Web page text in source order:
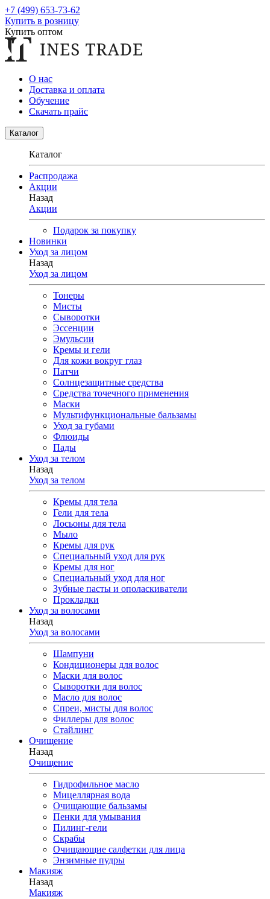
+7 (499) 653-73-62
Купить в розницу
Купить оптом
О нас
Доставка и оплата
Обучение
Скачать прайс
Каталог
Каталог
Распродажа
Акции
Назад
Акции
Подарок за покупку
Новинки
Уход за лицом
Назад
Уход за лицом
Тонеры
Мисты
Сыворотки
Эссенции
Эмульсии
Кремы и гели
Для кожи вокруг глаз
Патчи
Солнцезащитные средства
Средства точечного применения
Маски
Мультифункциональные бальзамы
Уход за губами
Флюиды
Пады
Уход за телом
Назад
Уход за телом
Кремы для тела
Гели для тела
Лосьоны для тела
Мыло
Кремы для рук
Специальный уход для рук
Кремы для ног
Специальный уход для ног
Зубные пасты и ополаскиватели
Прокладки
Уход за волосами
Назад
Уход за волосами
Шампуни
Кондиционеры для волос
Маски для волос
Сыворотки для волос
Масло для волос
Спреи, мисты для волос
Филлеры для волос
Стайлинг
Очищение
Назад
Очищение
Гидрофильное масло
Мицеллярная вода
Очищающие бальзамы
Пенки для умывания
Пилинг-гели
Скрабы
Очищающие салфетки для лица
Энзимные пудры
Макияж
Назад
Макияж